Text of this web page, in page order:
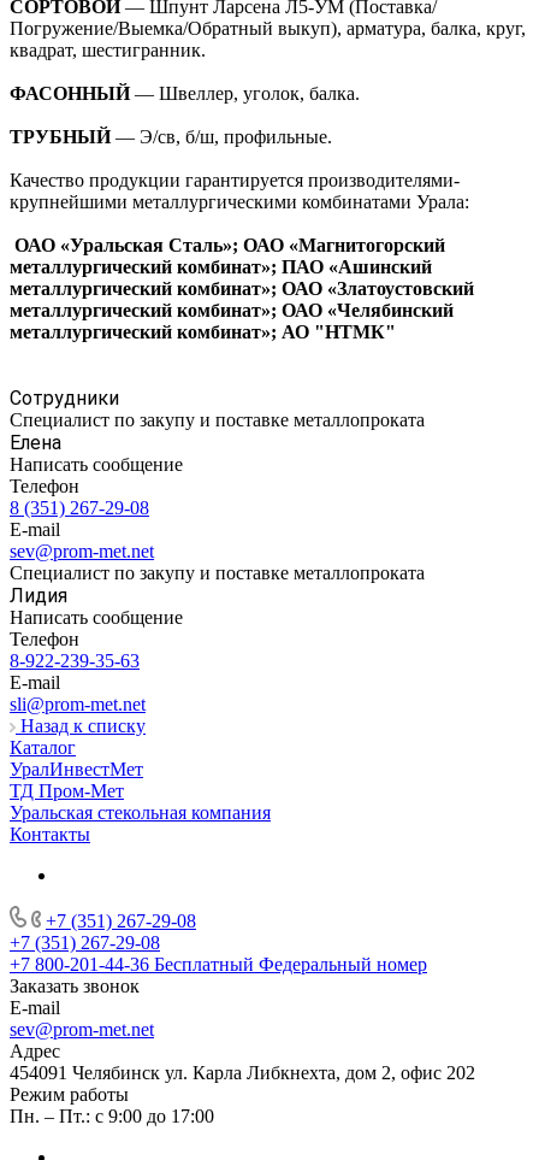
СОРТОВОЙ— Шпунт Ларсена Л5-УМ (Поставка/
Погружение/Выемка/Обратный выкуп), арматура, балка, круг,
квадрат, шестигранник.
ФАСОННЫЙ— Швеллер, уголок, балка.
ТРУБНЫЙ— Э/св, б/ш, профильные.
Качество продукции гарантируется производителями-
крупнейшими металлургическими комбинатами Урала:
ОАО «Уральская Сталь»; ОАО «Магнитогорский
металлургический комбинат»; ПАО «Ашинский
металлургический комбинат»; ОАО «Златоустовский
металлургический комбинат»; ОАО «Челябинский
металлургический комбинат»; АО "НТМК"
Сотрудники
Специалист по закупу и поставке металлопроката
Елена
Написать сообщение
Телефон
8 (351) 267-29-08
E-mail
sev@prom-met.net
Специалист по закупу и поставке металлопроката
Лидия
Написать сообщение
Телефон
8-922-239-35-63
E-mail
sli@prom-met.net
Назад к списку
Каталог
УралИнвестМет
ТД Пром-Мет
Уральская стекольная компания
Контакты
+7 (351) 267-29-08
+7 (351) 267-29-08
+7 800-201-44-36 Бесплатный Федеральный номер
Заказать звонок
E-mail
sev@prom-met.net
Адрес
454091 Челябинск ул. Карла Либкнехта, дом 2, офис 202
Режим работы
Пн. – Пт.: с 9:00 до 17:00